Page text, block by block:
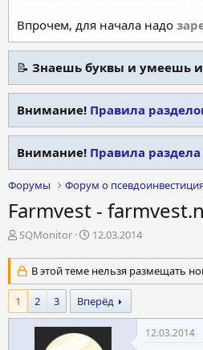
Впрочем, для начала надо
📝 Знаешь буквы и умеешь
Внимание! Правила
Внимание! Правила
Форумы Форум о
Farmvest -
А
т
о
р
т
е
SQMonitor
Д
т
а
н
а
ч
а
12.03.2014
В этой теме нельзя размещать
1 2 3 Вперёд
12.03.2014